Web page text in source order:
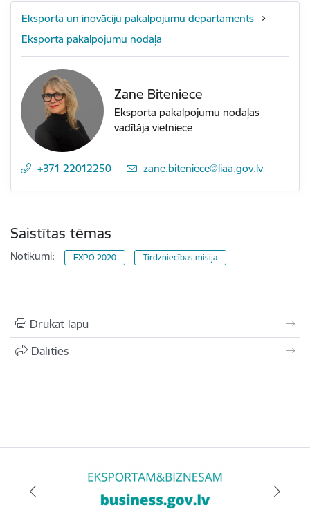
Eksporta un inovāciju pakalpojumu departaments
Eksporta pakalpojumu nodaļa
Zane Biteniece
Eksporta pakalpojumu nodaļas
vadītāja vietniece
+371 22012250 E-pasts:
zane.biteniece@liaa.gov.lv
Saistītas tēmas
Notikumi: EXPO 2020 Tirdzniecības misija
Drukāt lapu
Dalīties